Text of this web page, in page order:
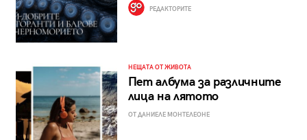
РЕДАКТОРИТЕ
НЕЩАТА ОТ ЖИВОТА
Пет албума за различните
лица на лятото
ОТ ДАНИЕЛЕ МОНТЕЛЕОНЕ